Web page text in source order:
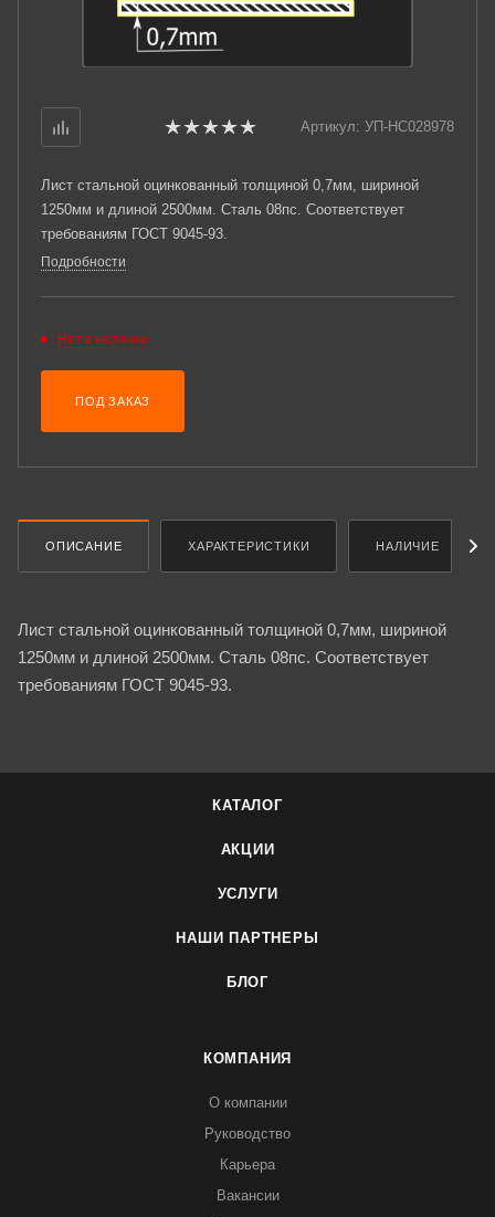
Артикул: УП-НС028978
Лист стальной оцинкованный толщиной 0,7мм, шириной
1250мм и длиной 2500мм. Сталь 08пс. Соответствует
требованиям ГОСТ 9045-93.
Подробности
Нет в наличии
ПОД ЗАКАЗ
ОПИСАНИЕ ХАРАКТЕРИСТИКИ НАЛИЧИЕ
Лист стальной оцинкованный толщиной 0,7мм, шириной
1250мм и длиной 2500мм. Сталь 08пс. Соответствует
требованиям ГОСТ 9045-93.
КАТАЛОГ
АКЦИИ
УСЛУГИ
НАШИ ПАРТНЕРЫ
БЛОГ
КОМПАНИЯ
О компании
Руководство
Карьера
Вакансии